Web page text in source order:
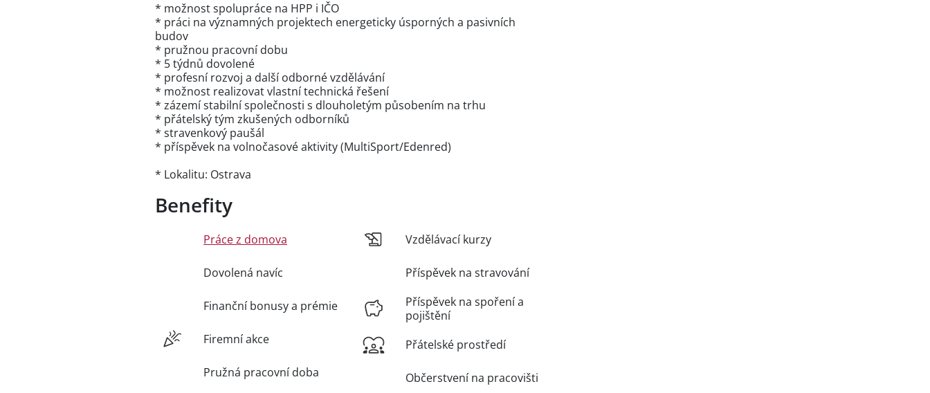
* možnost spolupráce na HPP i IČO
* práci na významných projektech energeticky úsporných a pasivních
budov
* pružnou pracovní dobu
* 5 týdnů dovolené
* profesní rozvoj a další odborné vzdělávání
* možnost realizovat vlastní technická řešení
* zázemí stabilní společnosti s dlouholetým působením na trhu
* přátelský tým zkušených odborníků
* stravenkový paušál
* příspěvek na volnočasové aktivity (MultiSport/Edenred)
* Lokalitu: Ostrava
Benefity
Práce z domova
Dovolená navíc
Finanční bonusy a prémie
Firemní akce
Pružná pracovní doba
Vzdělávací kurzy
Příspěvek na stravování
Příspěvek na spoření a
pojištění
Přátelské prostředí
Občerstvení na pracovišti